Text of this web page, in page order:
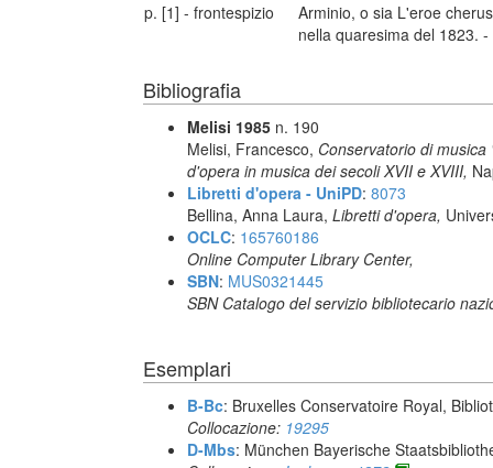
p. [1] - frontespizio
Arminio, o sia L'eroe
nella quaresima del 1823.
Bibliografia
Melisi 1985 n. 190
Melisi, Francesco, Conservatorio di
d'opera in musica dei secoli XVII e XVIII,
Libretti d'opera - UniPD: 8073
Bellina, Anna Laura, Libretti d'opera,
OCLC: 165760186
Online Computer Library Center,
SBN: MUS0321445
SBN Catalogo del servizio bibliotecario
Esemplari
B-Bc: Bruxelles Conservatoire Royal,
Collocazione: 19295
D-Mbs: München Bayerische